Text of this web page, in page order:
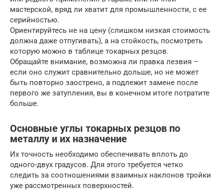
мастерской, вряд ли хватит для промышленности, с ее
серийностью.
Ориентируйтесь не на цену (слишком низкая стоимость
должна даже отпугивать), а на стойкость, посмотреть
которую можно в таблице токарных резцов.
Обращайте внимание, возможна ли правка лезвия –
если оно служит сравнительно дольше, но не может
быть повторно заострено, а подлежит замене после
первого же затупления, вы в конечном итоге потратите
больше.
Основные углы токарных резцов по
металлу и их назначение
Их точность необходимо обеспечивать вплоть до
одного-двух градусов. Для этого требуется четко
следить за соотношениями взаимных наклонов тройки
уже рассмотренных поверхностей.